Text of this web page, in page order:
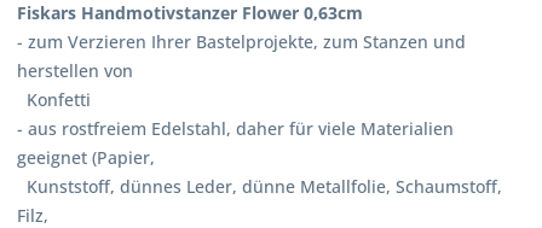
Fiskars Handmotivstanzer Flower 0,63cm
- zum Verzieren Ihrer Bastelprojekte, zum Stanzen und
herstellen von
Konfetti
- aus rostfreiem Edelstahl, daher für viele Materialien
geeignet (Papier,
Kunststoff, dünnes Leder, dünne Metallfolie, Schaumstoff,
Filz,